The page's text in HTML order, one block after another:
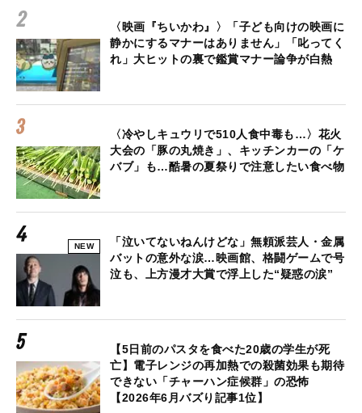
〈映画『ちいかわ』〉「子ども向けの映画に
静かにするマナーはありません」「叱ってく
れ」大ヒットの裏で鑑賞マナー論争が白熱
〈冷やしキュウリで510人食中毒も…〉花火
大会の「豚の丸焼き」、キッチンカーの「ケ
バブ」も…酷暑の夏祭りで注意したい食べ物
NEW
「泣いてないねんけどな」無頼派芸人・金属
バットの意外な涙…映画館、格闘ゲームで号
泣も、上方漫才大賞で浮上した“疑惑の涙”
【5日前のパスタを食べた20歳の学生が死
亡】電子レンジの再加熱での殺菌効果も期待
できない「チャーハン症候群」の恐怖
【2026年6月バズり記事1位】